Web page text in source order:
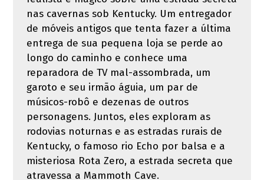
nas cavernas sob Kentucky. Um entregador
de móveis antigos que tenta fazer a última
entrega de sua pequena loja se perde ao
longo do caminho e conhece uma
reparadora de TV mal-assombrada, um
garoto e seu irmão águia, um par de
músicos-robô e dezenas de outros
personagens. Juntos, eles exploram as
rodovias noturnas e as estradas rurais de
Kentucky, o famoso rio Echo por balsa e a
misteriosa Rota Zero, a estrada secreta que
atravessa a Mammoth Cave.